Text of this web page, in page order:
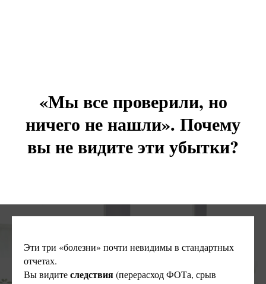
«Мы все проверили, но
ничего не нашли». Почему
вы не видите эти убытки?
Эти три «болезни» почти невидимы в стандартных
отчетах.
Вы видитеследствия(перерасход ФОТа, срыв